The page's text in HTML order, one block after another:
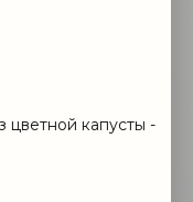
цветной капусты -